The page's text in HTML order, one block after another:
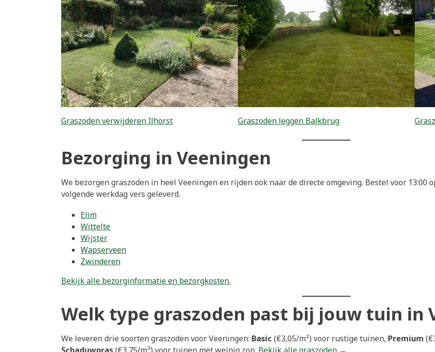
Graszoden verwijderen IJhorst Graszoden leggen Balkbrug
Bezorging in Veeningen
We bezorgen graszoden in heel Veeningen en rijden ook naar de directe omgeving. Bestel voor 13:00
volgende werkdag vers geleverd.
Elim
Wittelte
Wijster
Wapserveen
Zwinderen
Bekijk alle bezorginformatie en bezorgkosten.
Welk type graszoden past bij jouw tuin in
We leveren drie soorten graszoden voor Veeningen: Basic (€3,05/m²) voor rustige tuinen, Premium